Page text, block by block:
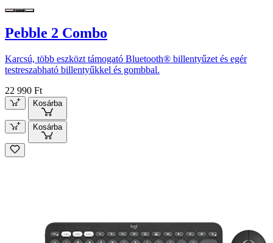
Pebble 2 Combo
Karcsú, több eszközt támogató Bluetooth® billentyűzet és egér
testreszabható billentyűkkel és gombbal.
22 990 Ft
Kosárba
Kosárba